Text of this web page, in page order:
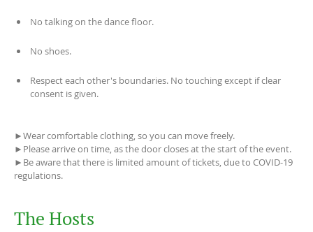
No talking on the dance floor.
No shoes.
Respect each other's boundaries. No touching except if clear
consent is given.
►Wear comfortable clothing, so you can move freely.
►Please arrive on time, as the door closes at the start of the event.
►Be aware that there is limited amount of tickets, due to COVID-19
regulations.
The Hosts